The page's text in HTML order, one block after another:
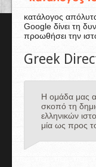
κατάλογος
Google δίνει τη
προωθήσει την
Greek
Η ομάδα μας
σκοπό τη
ελληνικών
μία ως προς